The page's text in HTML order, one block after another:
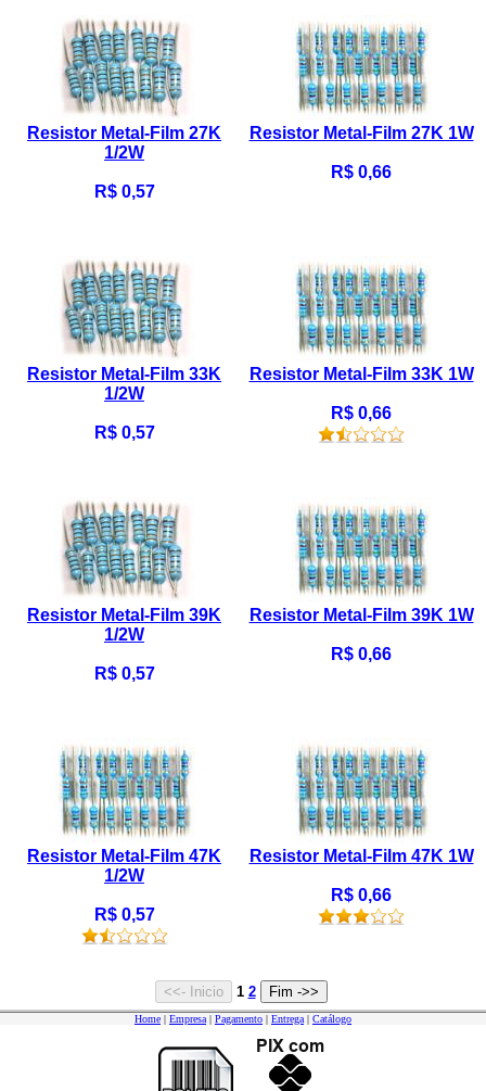
Resistor Metal-Film 27K
1/2W
R$ 0,57
Resistor Metal-Film 27K 1W
R$ 0,66
Resistor Metal-Film 33K
1/2W
R$ 0,57
Resistor Metal-Film 33K 1W
R$ 0,66
Resistor Metal-Film 39K
1/2W
R$ 0,57
Resistor Metal-Film 39K 1W
R$ 0,66
Resistor Metal-Film 47K
1/2W
R$ 0,57
Resistor Metal-Film 47K 1W
R$ 0,66
1 2
Home | Empresa | Pagamento | Entrega | Catálogo